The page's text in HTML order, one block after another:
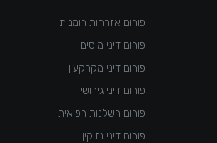
פורום אזרחות רומנית
פורום דיני מיסים
פורום דיני מקרקעין
פורום דיני גירושין
פורום רשלנות רפואית
פורום דיני נזיקין